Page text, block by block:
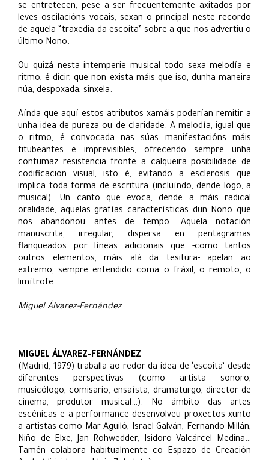
se entretecen, pese a ser frecuentemente axitados por
leves oscilacións vocais, sexan o principal neste recordo
de aquela “traxedia da escoita” sobre a que nos advertiu o
último Nono.
Ou quizá nesta intemperie musical todo sexa melodía e
ritmo, é dicir, que non exista máis que iso, dunha maneira
núa, despoxada, sinxela.
Aínda que aquí estos atributos xamáis poderían remitir a
unha idea de pureza ou de claridade. A melodía, igual que
o ritmo, é convocada nas súas manifestacións máis
titubeantes e imprevisibles, ofrecendo sempre unha
contumaz resistencia fronte a calqueira posibilidade de
codificación visual, isto é, evitando a esclerosis que
implica toda forma de escritura (incluíndo, dende logo, a
musical). Un canto que evoca, dende a máis radical
oralidade, aquelas grafías características dun Nono que
nos abandonou antes de tempo. Aquela notación
manuscrita, irregular, dispersa en pentagramas
flanqueados por líneas adicionais que -como tantos
outros elementos, máis alá da tesitura- apelan ao
extremo, sempre entendido coma o fráxil, o remoto, o
limítrofe.
Miguel Álvarez-Fernández
MIGUEL ÁLVAREZ-FERNÁNDEZ
(Madrid, 1979) traballa ao redor da idea de ‘escoita’ desde
diferentes perspectivas (como artista sonoro,
musicólogo, comisario, ensaísta, dramaturgo, director de
cinema, produtor musical…). No ámbito das artes
escénicas e a performance desenvolveu proxectos xunto
a artistas como Mar Aguiló, Israel Galván, Fernando Millán,
Niño de Elxe, Jan Rohwedder, Isidoro Valcárcel Medina…
Tamén colabora habitualmente co Espazo de Creación